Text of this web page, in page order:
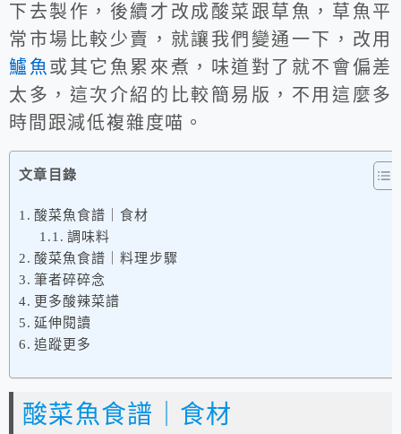
下去製作，後續才改成酸菜跟草魚，草魚平
常市場比較少賣，就讓我們變通一下，改用
鱸魚 或其它魚累來煮，味道對了就不會偏差
太多，這次介紹的比較簡易版，不用這麼多
時間跟減低複雜度喵。
文章目錄
酸菜魚食譜｜食材
調味料
酸菜魚食譜｜料理步驟
筆者碎碎念
更多酸辣菜譜
延伸閱讀
追蹤更多
酸菜魚食譜｜食材